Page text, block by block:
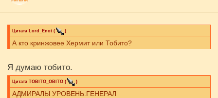
Цитата Lord_Enot ( )
А кто кринжовее Хермит или Тобито?
Я думаю тобито.
Цитата ТОBITO_OBITO ( )
АДМИРАЛЫ УРОВЕНЬ:ГЕНЕРАЛ